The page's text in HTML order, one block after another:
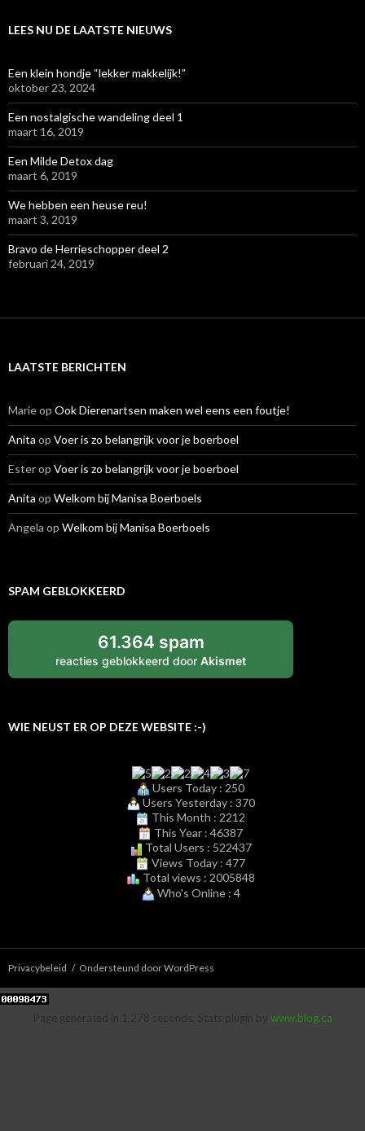
LEES NU DE LAATSTE NIEUWS
Een klein hondje “lekker makkelijk!”
oktober 23, 2024
Een nostalgische wandeling deel 1
maart 16, 2019
Een Milde Detox dag
maart 6, 2019
We hebben een heuse reu!
maart 3, 2019
Bravo de Herrieschopper deel 2
februari 24, 2019
LAATSTE BERICHTEN
Marieop Ook Dierenartsen maken wel eens een foutje!
Anita op Voer is zo belangrijk voor je boerboel
Esterop Voer is zo belangrijk voor je boerboel
Anita op Welkom bij Manisa Boerboels
Angela op Welkom bij Manisa Boerboels
SPAM GEBLOKKEERD
61.364 spam
reacties geblokkeerd door Akismet
WIE NEUST ER OP DEZE WEBSITE :-)
Users Today : 250
Users Yesterday : 370
This Month : 2212
This Year : 46387
Total Users : 522437
Views Today : 477
Total views : 2005848
Who's Online : 4
Privacybeleid Ondersteund door WordPress
www.blog.ca